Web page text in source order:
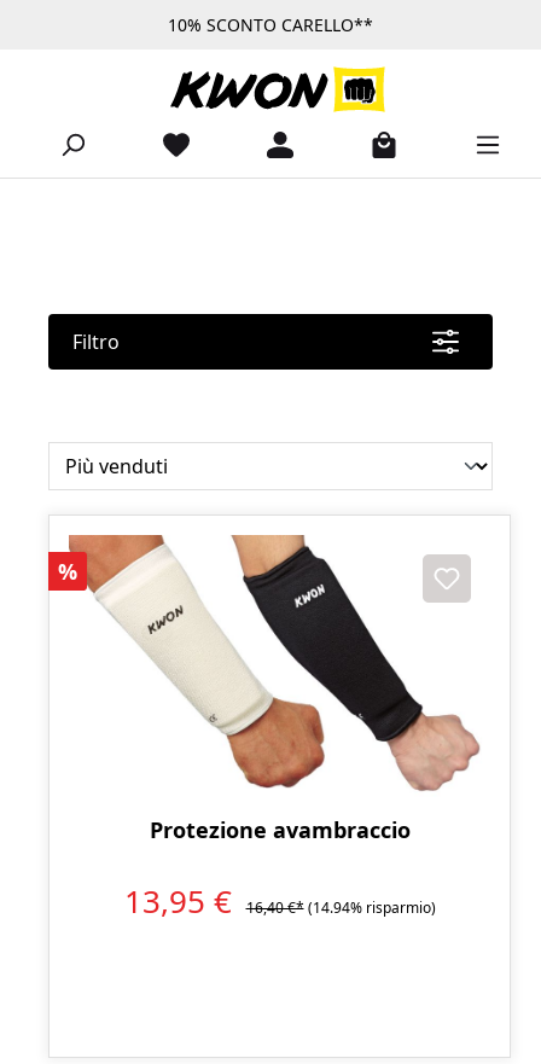
Passa al contenuto principale10% SCONTO CARELLO**
Filtro
Sconto
%
Protezione avambraccio
13,95 € 16,40 €* (14.94% risparmio)